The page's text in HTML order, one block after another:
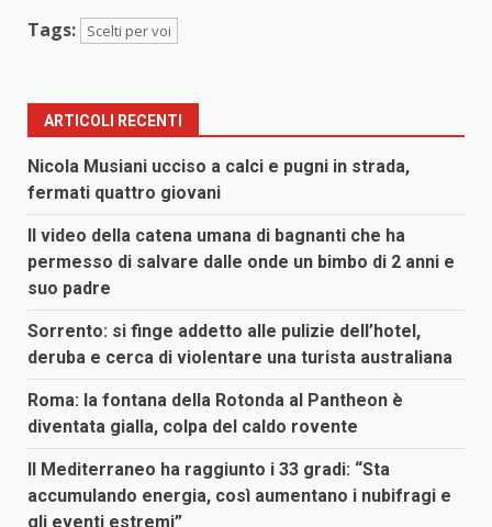
Tags: Scelti per voi
ARTICOLI RECENTI
Nicola Musiani ucciso a calci e pugni in strada,
fermati quattro giovani
Il video della catena umana di bagnanti che ha
permesso di salvare dalle onde un bimbo di 2 anni e
suo padre
Sorrento: si finge addetto alle pulizie dell’hotel,
deruba e cerca di violentare una turista australiana
Roma: la fontana della Rotonda al Pantheon è
diventata gialla, colpa del caldo rovente
Il Mediterraneo ha raggiunto i 33 gradi: “Sta
accumulando energia, così aumentano i nubifragi e
gli eventi estremi”